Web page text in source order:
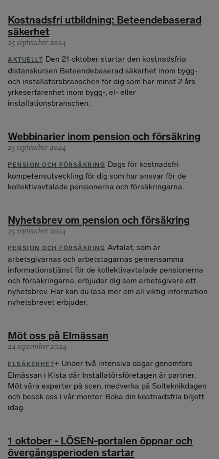
Kostnadsfri utbildning: Beteendebaserad
säkerhet
25 september 2024
AKTUELLT Den 21 oktober startar den kostnadsfria
distanskursen Beteendebaserad säkerhet inom bygg-
och installatörsbranschen för dig som har minst 2 års
yrkeserfarenhet inom bygg-, el- eller
installationsbranschen.
Webbinarier inom pension och försäkring
25 september 2024
PENSION OCH FÖRSÄKRING Dags för kostnadsfri
kompetensutveckling för dig som har ansvar för de
kollektivavtalade pensionerna och försäkringarna.
Nyhetsbrev om pension och försäkring
25 september 2024
PENSION OCH FÖRSÄKRING Avtalat, som är
arbetsgivarnas och arbetstagarnas gemensamma
informationstjänst för de kollektivavtalade pensionerna
och försäkringarna, erbjuder dig som arbetsgivare ett
nyhetsbrev. Här kan du läsa mer om all viktig information
nyhetsbrevet erbjuder.
Möt oss på Elmässan
24 september 2024
ELSÄKERHET
Under två intensiva dagar genomförs
Elmässan i Kista där Installatörsföretagen är partner.
Möt våra experter på scen, medverka på Solteknikdagen
och besök oss i vår monter. Boka din kostnadsfria biljett
idag.
1 oktober - LÖSEN-portalen öppnar och
övergångsperioden startar